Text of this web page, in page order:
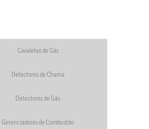
Cavaletes de Gás
Detectores de Chama
Detectores de Gás
Gerenciadores de Combustão